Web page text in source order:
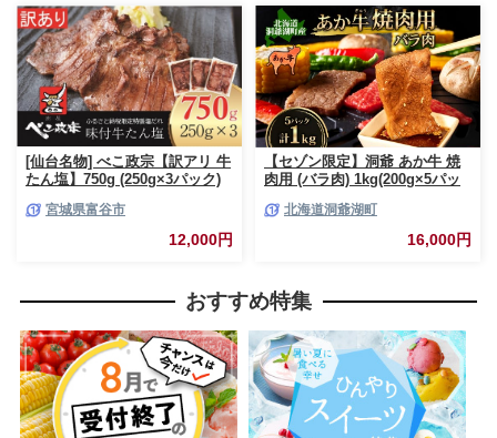
[仙台名物] べこ政宗【訳アリ 牛
たん塩】750g (250g×3パック)
[0256]宮城県富谷市
12,000円
【セゾン限定】洞爺 あか牛 焼
肉用 (バラ肉) 1kg(200g×5パッ
ーベキュー おうち焼肉 BBQ ジ
ューシー ヘルシー 赤身本来の
北海道洞爺湖町
16,000円
おすすめ特集